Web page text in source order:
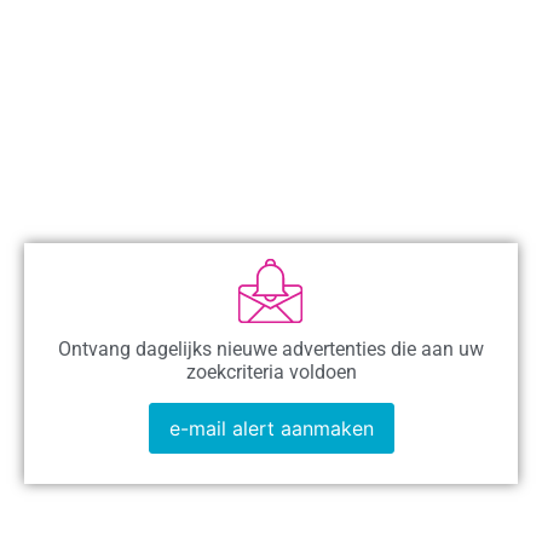
Ontvang dagelijks nieuwe advertenties die aan uw
zoekcriteria voldoen
e-mail alert aanmaken